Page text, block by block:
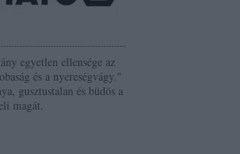
egyetlen ellensége az
és a nyereségvágy."
gusztustalan és büdös a
magát.